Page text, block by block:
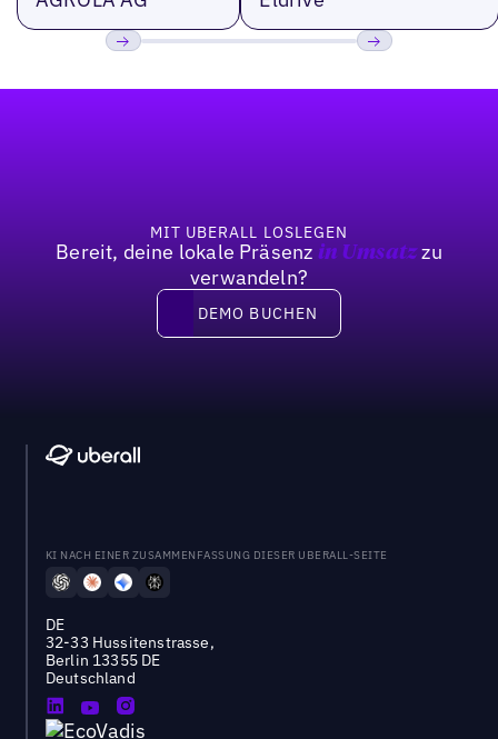
MIT UBERALL LOSLEGEN
Bereit, deine lokale Präsenz in Umsatzzu
verwandeln?
DEMO BUCHEN
DEMO BUCHEN
KI NACH EINER ZUSAMMENFASSUNG DIESER UBERALL-SEITE
DE
32-33 Hussitenstrasse,
Berlin 13355 DE
Deutschland